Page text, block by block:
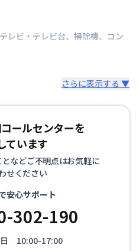
テレビ・テレビ台、 掃除機、 コン
さらに表示する ▼
ールセンターを
ています
などご不明点はお気軽に
せください
安心サポート
302-190
日 10:00-17:00